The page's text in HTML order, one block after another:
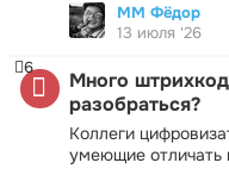
ММ Фёдор
13 июля '26
Много
разобраться?
Коллеги
умеющие отличать
6